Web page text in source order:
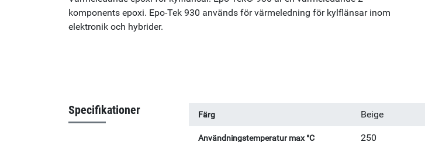
komponents epoxi. Epo-Tek 930 används för värmeledning för kylflänsar inom
elektronik och hybrider.
Specifikationer Färg Beige
Användningstemperatur max °C 250